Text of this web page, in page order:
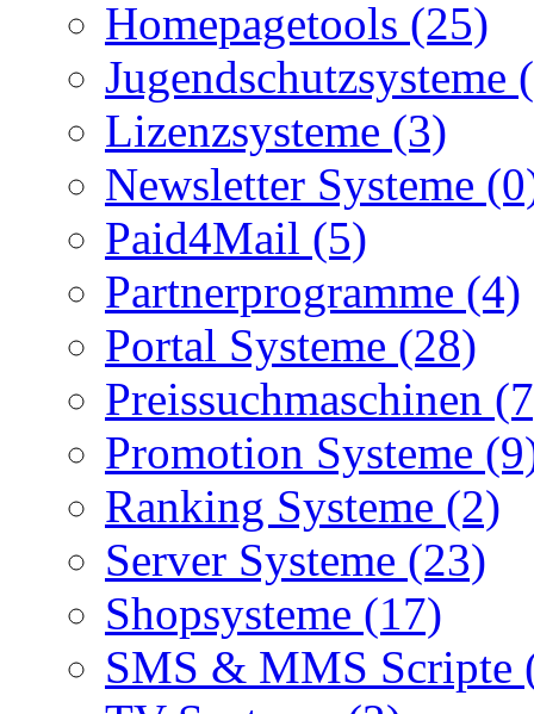
Homepagetools (25)
Jugendschutzsysteme
Lizenzsysteme (3)
Newsletter Systeme
Paid4Mail (5)
Partnerprogramme (4)
Portal Systeme (28)
Preissuchmaschinen
Promotion Systeme
Ranking Systeme (2)
Server Systeme (23)
Shopsysteme (17)
SMS & MMS Scripte